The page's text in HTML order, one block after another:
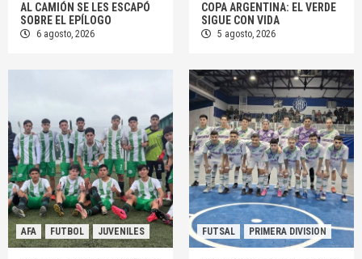
AL CAMIÓN SE LES ESCAPÓ
SOBRE EL EPÍLOGO
6 agosto, 2026
COPA ARGENTINA: EL VERDE
SIGUE CON VIDA
5 agosto, 2026
AFA FUTBOL JUVENILES FUTSAL PRIMERA DIVISION